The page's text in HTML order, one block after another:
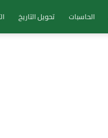
الحاسبات تحويل التاريخ